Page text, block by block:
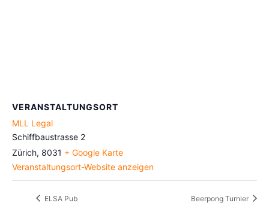
VERANSTALTUNGSORT
MLL Legal
Schiffbaustrasse 2
Zürich, 8031 + Google Karte
Veranstaltungsort-Website anzeigen
ELSA Pub Beerpong Turnier